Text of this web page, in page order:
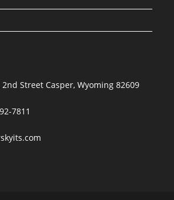
2nd Street Casper, Wyoming 82609
7811